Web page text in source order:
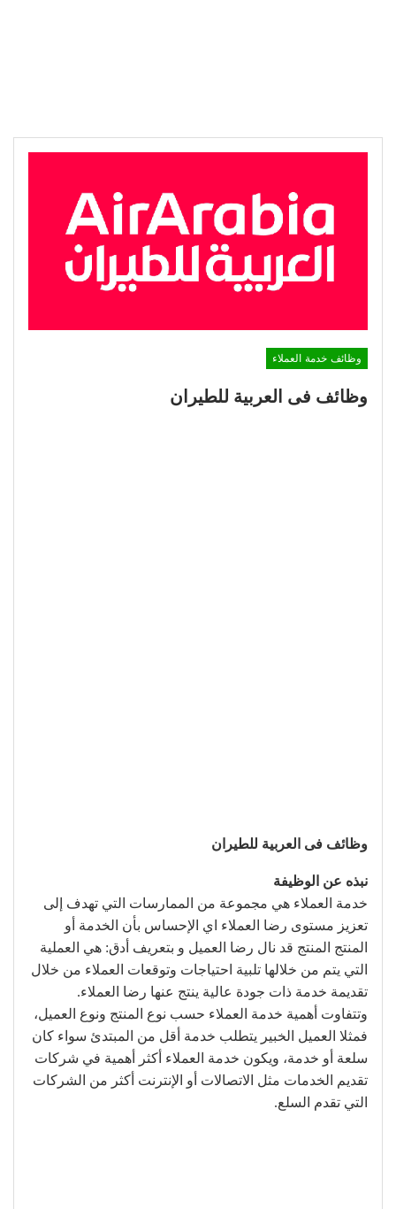
وظائف خدمة العملاء
وظائف فى العربية للطيران
وظائف فى العربية للطيران
نبذه عن الوظيفة
خدمة العملاء هي مجموعة من الممارسات التي تهدف إلى
تعزيز مستوى رضا العملاء اي الإحساس بأن الخدمة أو
المنتج المنتج قد نال رضا العميل و بتعريف أدق: هي العملية
التي يتم من خلالها تلبية احتياجات وتوقعات العملاء من خلال
تقديمة خدمة ذات جودة عالية ينتج عنها رضا العملاء.
وتتفاوت أهمية خدمة العملاء حسب نوع المنتج ونوع العميل،
فمثلا العميل الخبير يتطلب خدمة أقل من المبتدئ سواء كان
سلعة أو خدمة، ويكون خدمة العملاء أكثر أهمية في شركات
تقديم الخدمات مثل الاتصالات أو الإنترنت أكثر من الشركات
التي تقدم السلع.